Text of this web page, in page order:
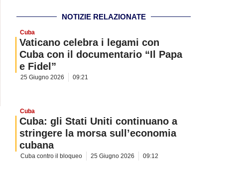
NOTIZIE RELAZIONATE
Cuba
Vaticano celebra i legami con
Cuba con il documentario “Il Papa
e Fidel”
25 Giugno 2026 09:21
Cuba
Cuba: gli Stati Uniti continuano a
stringere la morsa sull’economia
cubana
Cuba contro il bloqueo 25 Giugno 2026 09:12